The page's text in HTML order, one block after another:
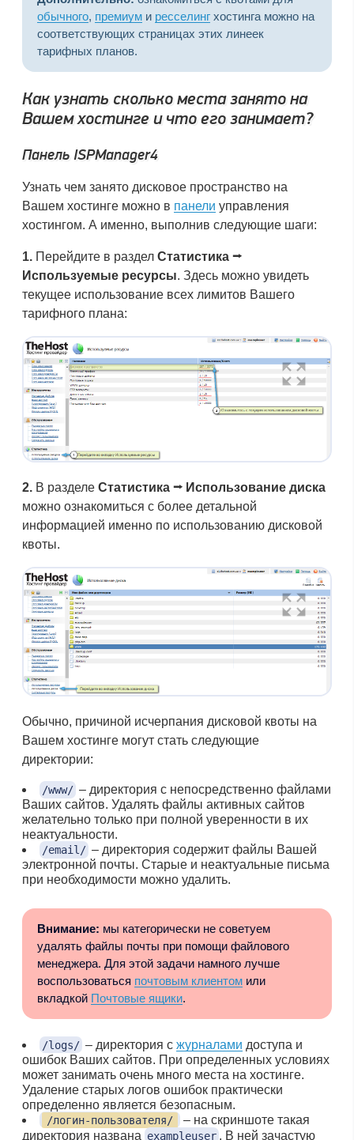
обычного, премиуми ресселингхостинга можно на
соответствующих страницах этих линеек
тарифных планов.
Как узнать сколько места занято на
Вашем хостинге и что его занимает?
Панель ISPManager4
Узнать чем занято дисковое пространство на
Вашем хостинге можно в панели управления
хостингом. А именно, выполнив следующие шаги:
1. Перейдите в раздел Статистика ⭢
Используемые ресурсы. Здесь можно увидеть
текущее использование всех лимитов Вашего
тарифного плана:
2. В разделе Статистика ⭢ Использование диска
можно ознакомиться с более детальной
информацией именно по использованию дисковой
квоты.
Обычно, причиной исчерпания дисковой квоты на
Вашем хостинге могут стать следующие
директории:
/www/ – директория с непосредственно файлами
Ваших сайтов. Удалять файлы активных сайтов
желательно только при полной уверенности в их
неактуальности.
/email/ – директория содержит файлы Вашей
электронной почты. Старые и неактуальные письма
при необходимости можно удалить.
Внимание: мы категорически не советуем
удалять файлы почты при помощи файлового
менеджера. Для этой задачи намного лучше
воспользоваться почтовым клиентомили
вкладкой Почтовые ящики.
/logs/ – директория с журналами доступа и
ошибок Ваших сайтов. При определенных условиях
может занимать очень много места на хостинге.
Удаление старых логов ошибок практически
определенно является безопасным.
/логин-пользователя/
– на скриншоте такая
директория названа exampleuser . В ней зачастую